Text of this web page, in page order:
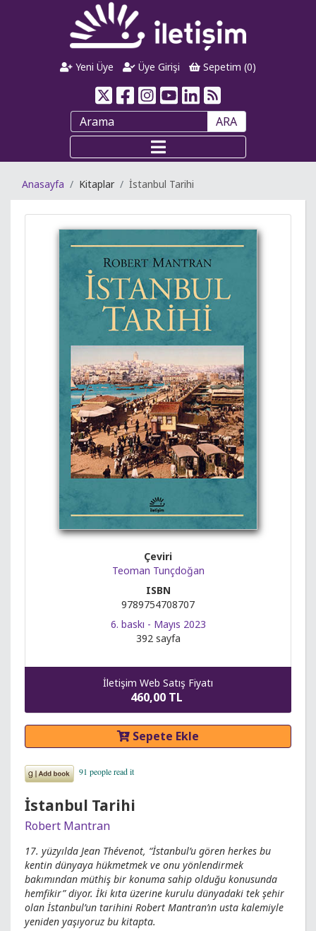
Yeni Üye Üye Girişi Sepetim (0)
ARA
Anasayfa Kitaplar İstanbul Tarihi
Çeviri
Teoman Tunçdoğan
ISBN
9789754708707
6. baskı - Mayıs 2023
392 sayfa
İletişim Web Satış Fiyatı
460,00 TL
Sepete Ekle
İstanbul Tarihi
Robert Mantran
17. yüzyılda Jean Thévenot, “İstanbul’u gören herkes bu
kentin dünyaya hükmetmek ve onu yönlendirmek
bakımından müthiş bir konuma sahip olduğu konusunda
hemfikir” diyor. İki kıta üzerine kurulu dünyadaki tek şehir
olan İstanbul’un tarihini Robert Mantran’ın usta kalemiyle
yeniden yaşıyoruz bu kitapta.